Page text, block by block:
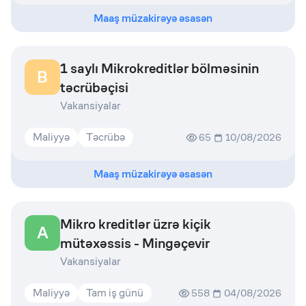
Maaş müzakirəyə əsasən
B
1 saylı Mikrokreditlər bölməsinin
təcrübəçisi
Vakansiyalar
Maliyyə Təcrübə 65 10/08/2026
Maaş müzakirəyə əsasən
A
Mikro kreditlər üzrə kiçik
mütəxəssis - Mingəçevir
Vakansiyalar
Maliyyə Tam iş günü 558 04/08/2026